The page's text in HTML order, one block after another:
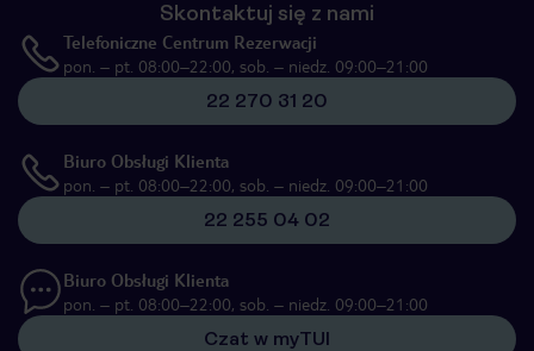
Skontaktuj się z nami
Telefoniczne Centrum Rezerwacji
pon. – pt. 08:00–22:00, sob. – niedz. 09:00–21:00
22 270 31 20
Biuro Obsługi Klienta
pon. – pt. 08:00–22:00, sob. – niedz. 09:00–21:00
22 255 04 02
Biuro Obsługi Klienta
pon. – pt. 08:00–22:00, sob. – niedz. 09:00–21:00
Czat w myTUI